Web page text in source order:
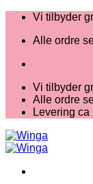
Fortsæt
indhold
Vi tilbyder
Alle ordre
Vi tilbyder
Alle ordre
Levering ca